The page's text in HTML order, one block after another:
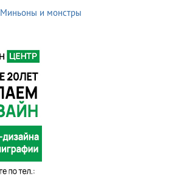
Миньоны и монстры